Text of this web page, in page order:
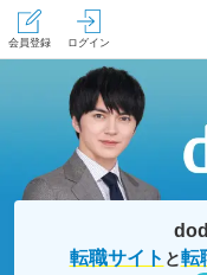
会員登録 ログイン
転職サイト と転